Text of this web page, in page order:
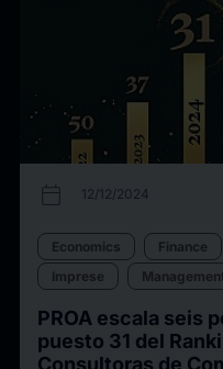
calendar_today 12/12/2024
Economics Finance
Imprese
PROA escala seis
puesto 31 del
Consultoras de